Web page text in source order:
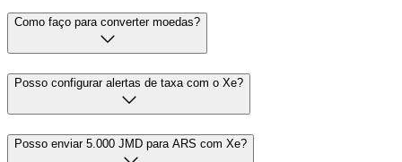
Como faço para converter moedas?
Posso configurar alertas de taxa com o Xe?
Posso enviar 5.000 JMD para ARS com Xe?